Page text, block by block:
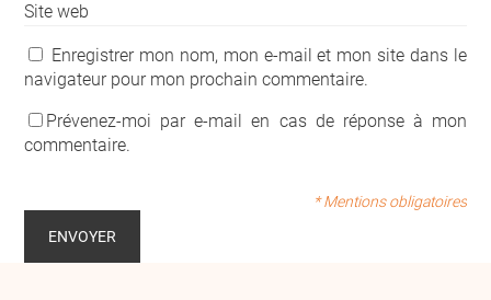
Site web
Enregistrer mon nom, mon e-mail et mon site dans le
navigateur pour mon prochain commentaire.
Prévenez-moi par e-mail en cas de réponse à mon
commentaire.
* Mentions obligatoires